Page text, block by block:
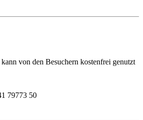
von den Besuchern kostenfrei genutzt
79773 50